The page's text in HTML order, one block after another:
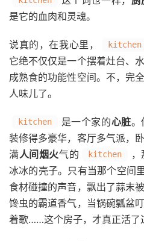
是它的血肉和灵魂。
说真的，在我心里， kitchen
它绝不仅仅是一个摆着灶台、
成熟食的功能性空间。不，完
人味儿了。
kitchen 是一个家的心脏。
装修得多豪华，客厅多气派，
满人间烟火气的 kitchen
冰冰的壳子。只有当那个空间
食材碰撞的声音，飘出了蒜末
馋虫的霸道香气，当锅碗瓢盆
着歌……这个房子，才真正活了